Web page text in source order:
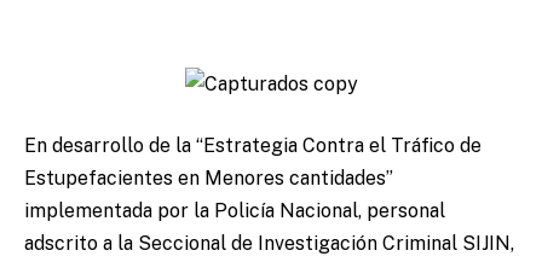
En desarrollo de la “Estrategia Contra el Tráfico de
Estupefacientes en Menores cantidades”
implementada por la Policía Nacional, personal
adscrito a la Seccional de Investigación Criminal SIJIN,